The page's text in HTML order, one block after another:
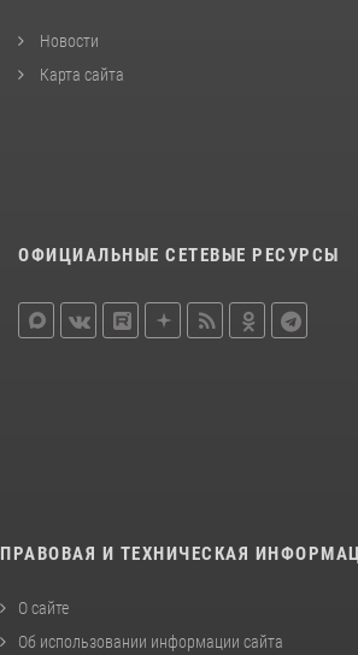
Новости
Карта сайта
ОФИЦИАЛЬНЫЕ СЕТЕВЫЕ РЕСУРСЫ
ПРАВОВАЯ И ТЕХНИЧЕСКАЯ
О сайте
Об использовании информации сайта